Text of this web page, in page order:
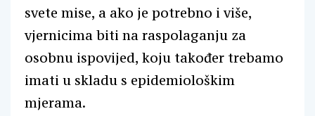
svete mise, a ako je potrebno i više,
vjernicima biti na raspolaganju za
osobnu ispovijed, koju također trebamo
imati u skladu s epidemiološkim
mjerama.